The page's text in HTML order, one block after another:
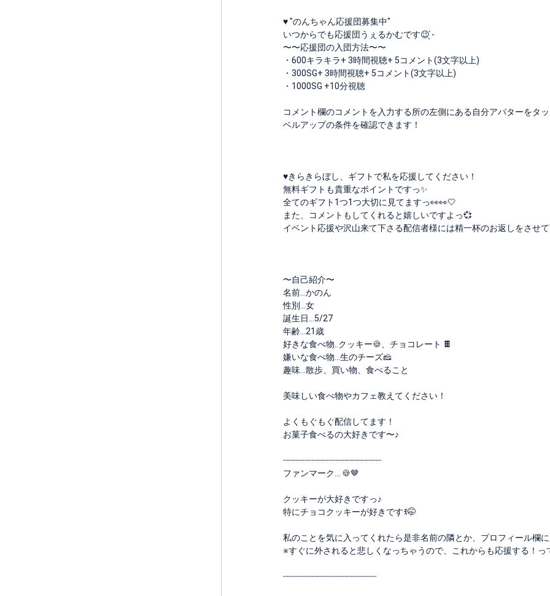
♥ "のんちゃん応援団募集中"
いつからでも応援団うぇるかむです😉 ̖́-
〜〜応援団の入団方法〜〜
・600キラキラ+ 3時間視聴+ 5コメント(3文字以上)
・300SG+ 3時間視聴+ 5コメント(3文字以上)
・1000SG +10分視聴
コメント欄のコメントを入力する所の左側にある自分アバターをタ
ベルアップの条件を確認できます！
♥きらきらぼし、ギフトで私を応援してください！
無料ギフトも貴重なポイントですっ✨
全てのギフト1つ1つ大切に見てますっ👀👀🤍
また、コメントもしてくれると嬉しいですよっ💞
イベント応援や沢山来て下さる配信者様には精一杯のお返しをさせて
〜自己紹介〜
名前…かのん
性別…女
誕生日…5/27
年齢...21歳
好きな食べ物..クッキー🍪、チョコレート 🍫
嫌いな食べ物…生のチーズ🧀
趣味...散歩、買い物、食べること
美味しい食べ物やカフェ教えてください！
よくもぐもぐ配信してます！
お菓子食べるの大好きです〜♪
┈┈┈┈┈┈┈┈┈┈┈┈┈┈┈┈┈┈┈┈
ファンマーク... 🍪🤎
クッキーが大好きですっ♪
特にチョコクッキーが好きですꉂ🤭
私のことを気に入ってくれたら是非名前の隣とか、プロフィール欄
※すぐに外されると悲しくなっちゃうので、これからも応援する！
┈┈┈┈┈┈┈┈┈┈┈┈┈┈┈┈┈┈┈